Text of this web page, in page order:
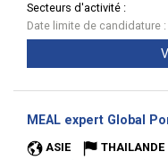
Secteurs d'activité :
Date limite de candidature
MEAL expert Global
ASIE THAILANDE